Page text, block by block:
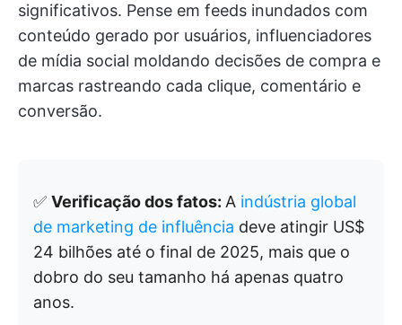
significativos. Pense em feeds inundados com
conteúdo gerado por usuários, influenciadores
de mídia social moldando decisões de compra e
marcas rastreando cada clique, comentário e
conversão.
✅ Verificação dos fatos: A indústria global
de marketing de influência deve atingir US$
24 bilhões até o final de 2025, mais que o
dobro do seu tamanho há apenas quatro
anos.